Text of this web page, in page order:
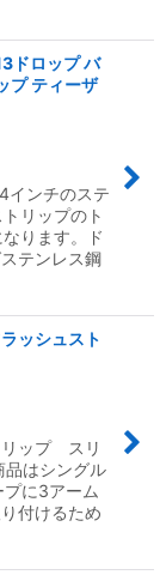
ドロップ バ
プ ティーザ
インチのステ
リップのト
ります。ド
テンレス鋼
ッシュスト
リップ スリ
はシングル
に3アーム
付けるため